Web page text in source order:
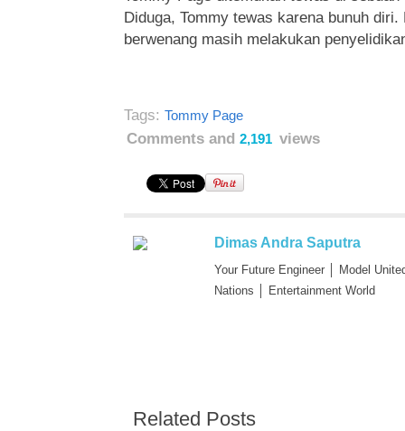
Diduga, Tommy tewas karena bunuh
berwenang masih melakukan
Tags: Tommy Page
Comments and 2,191 views
Dimas Andra Saputra
Your Future Engineer │ Model
Nations │ Entertainment World
Related Posts